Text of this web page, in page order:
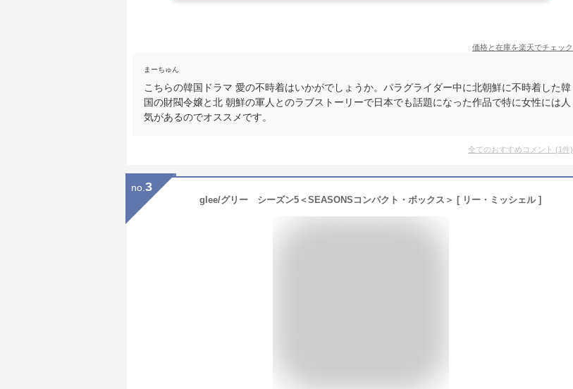
価格と在庫を楽天でチェック
まーちゅん
こちらの韓国ドラマ 愛の不時着はいかがでしょうか。パラグライダー中に北朝鮮に不時着した韓
国の財閥令嬢と北 朝鮮の軍人とのラブストーリーで日本でも話題になった作品で特に女性には人
気があるのでオススメです。
全てのおすすめコメント (1件)
no. 3
glee/グリー シーズン5＜SEASONSコンパクト・ボックス＞ [ リー・ミッシェル ]